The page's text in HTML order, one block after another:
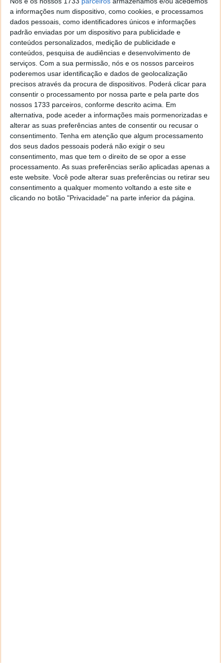
a informações num dispositivo, como cookies, e processamos
dados pessoais, como identificadores únicos e informações
padrão enviadas por um dispositivo para publicidade e
conteúdos personalizados, medição de publicidade e
conteúdos, pesquisa de audiências e desenvolvimento de
serviços. Com a sua permissão, nós e os nossos parceiros
poderemos usar identificação e dados de geolocalização
precisos através da procura de dispositivos. Poderá clicar para
consentir o processamento por nossa parte e pela parte dos
nossos 1733 parceiros, conforme descrito acima. Em
alternativa, pode aceder a informações mais pormenorizadas e
alterar as suas preferências antes de consentir ou recusar o
consentimento. Tenha em atenção que algum processamento
dos seus dados pessoais poderá não exigir o seu
consentimento, mas que tem o direito de se opor a esse
processamento. As suas preferências serão aplicadas apenas a
este website. Você pode alterar suas preferências ou retirar seu
consentimento a qualquer momento voltando a este site e
clicando no botão "Privacidade" na parte inferior da página.
O ano de 2020 ficará certamente para a história. A
pandemia por COVID-19 veio obrigar a muitas
mudanças e ao reforço de muitos serviços online.
Até agora, o SNS24 já atendeu mais de 3,670 milhões
de chamadas em 2020, mais do dobro de 2019. Altice
vai manter a exploração da linha do SNS24 por mais
três anos.